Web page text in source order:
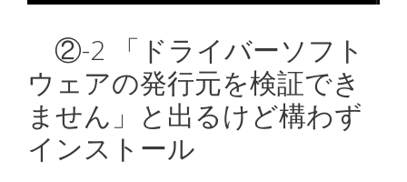
②-2 「ドライバーソフト
ウェアの発行元を検証でき
ません」と出るけど構わず
インストール